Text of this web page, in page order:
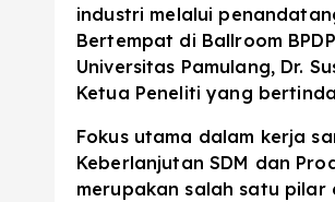
industri melalui
Bertempat di Ballroom
Universitas Pamulang, Dr.
Ketua Peneliti yang
Fokus utama dalam kerja
Keberlanjutan SDM dan
merupakan salah satu